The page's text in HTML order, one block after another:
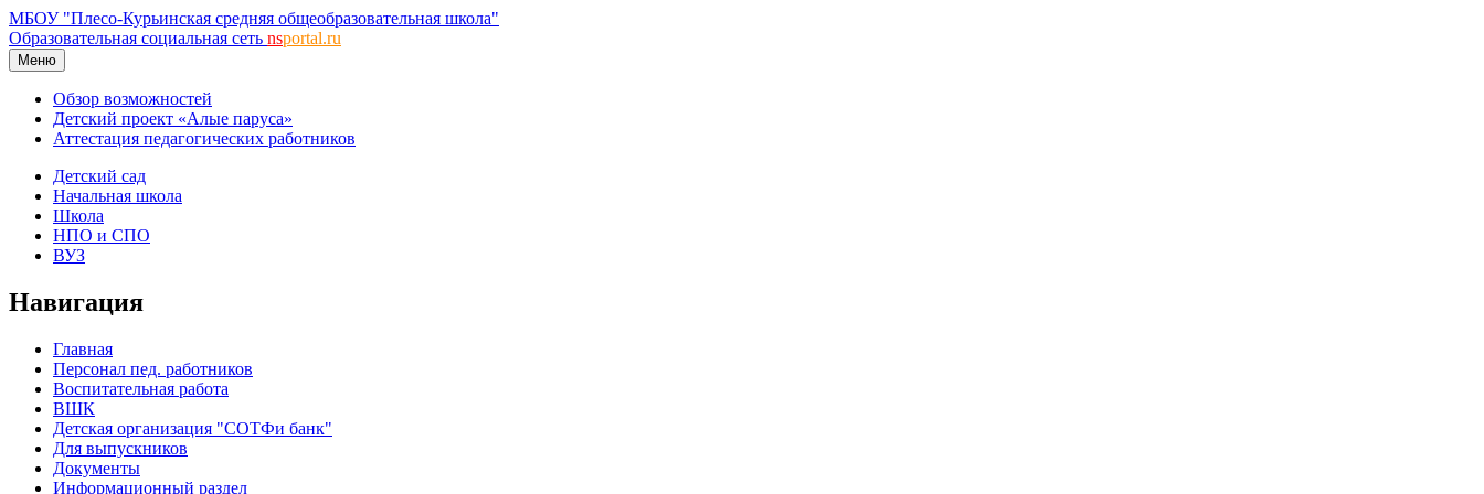
МБОУ "Плесо-Курьинская средняя общеобразовательная школа"
Образовательная социальная сеть nsportal.ru
Меню
Обзор возможностей
Детский проект «Алые паруса»
Аттестация педагогических работников
Детский сад
Начальная школа
Школа
НПО и СПО
ВУЗ
Навигация
Главная
Персонал пед. работников
Воспитательная работа
ВШК
Детская организация "СОТФи банк"
Для выпускников
Документы
Информационный раздел